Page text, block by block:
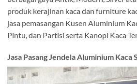
produk kerajinan kaca dan furniture
jasa pemasangan Kusen Aluminium
Pintu, dan Partisi serta Kanopi Kaca
Jasa Pasang Jendela Aluminium Kaca